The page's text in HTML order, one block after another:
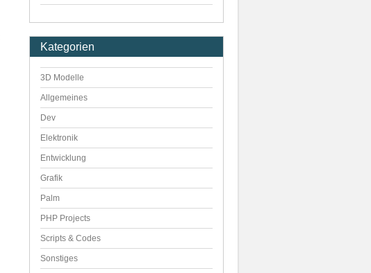
Kategorien
3D Modelle
Allgemeines
Dev
Elektronik
Entwicklung
Grafik
Palm
PHP Projects
Scripts & Codes
Sonstiges